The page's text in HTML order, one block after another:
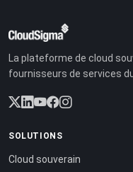
La plateforme de cloud
fournisseurs de services
SOLUTIONS
Cloud souverain